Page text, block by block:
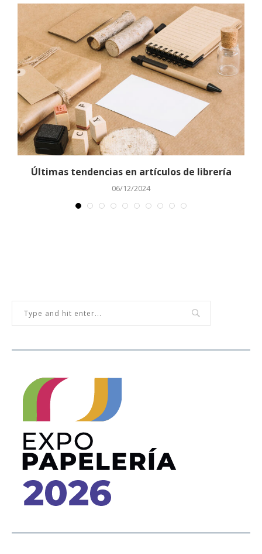
Últimas tendencias en artículos de librería
06/12/2024